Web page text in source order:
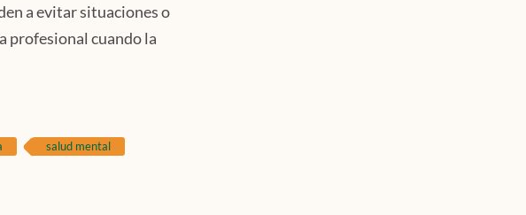
a evitar situaciones o
profesional cuando la
salud mental